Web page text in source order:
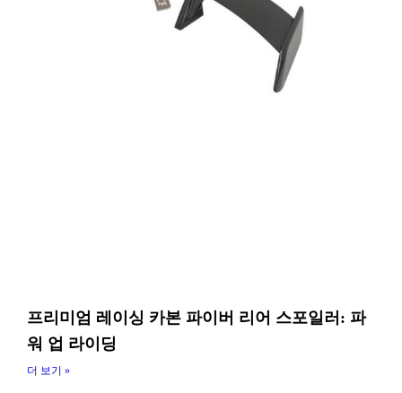
프리미엄 레이싱 카본 파이버 리어 스포일러: 파
워 업 라이딩
더 보기 »